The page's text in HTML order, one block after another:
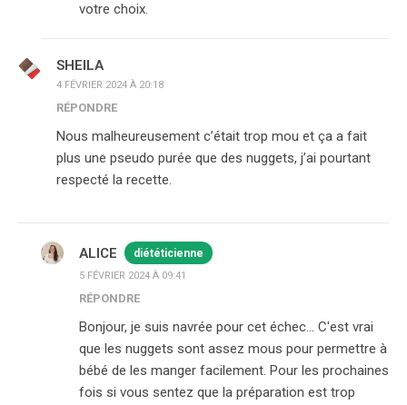
votre choix.
SHEILA
4 FÉVRIER 2024 À 20:18
RÉPONDRE
Nous malheureusement c’était trop mou et ça a fait
plus une pseudo purée que des nuggets, j’ai pourtant
respecté la recette.
ALICE diététicienne
5 FÉVRIER 2024 À 09:41
RÉPONDRE
Bonjour, je suis navrée pour cet échec… C'est vrai
que les nuggets sont assez mous pour permettre à
bébé de les manger facilement. Pour les prochaines
fois si vous sentez que la préparation est trop